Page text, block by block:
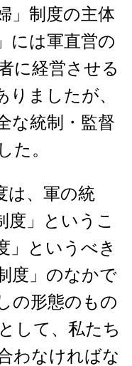
」制度の主体
には軍直営の
に経営させる
りましたが、
な統制・監督
た。
は、軍の統
度」というこ
」というべき
度」のなかで
の形態のもの
して、私たち
わなければな